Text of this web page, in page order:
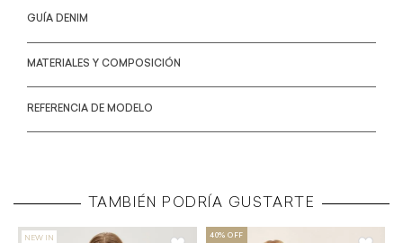
GUÍA DENIM
MATERIALES Y COMPOSICIÓN
REFERENCIA DE MODELO
TAMBIÉN PODRÍA GUSTARTE